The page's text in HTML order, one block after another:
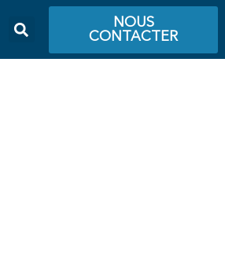
NOUS
CONTACTER